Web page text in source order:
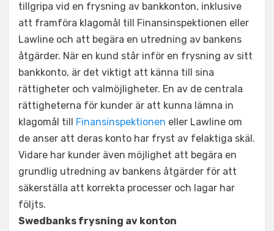
tillgripa vid en frysning av bankkonton, inklusive
att framföra klagomål till Finansinspektionen eller
Lawline och att begära en utredning av bankens
åtgärder. När en kund står inför en frysning av sitt
bankkonto, är det viktigt att känna till sina
rättigheter och valmöjligheter. En av de centrala
rättigheterna för kunder är att kunna lämna in
klagomål till Finansinspektionen eller Lawline om
de anser att deras konto har fryst av felaktiga skäl.
Vidare har kunder även möjlighet att begära en
grundlig utredning av bankens åtgärder för att
säkerställa att korrekta processer och lagar har
följts.
Swedbanks frysning av konton